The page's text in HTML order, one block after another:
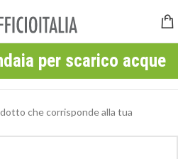
per scarico acque
che corrisponde alla tua